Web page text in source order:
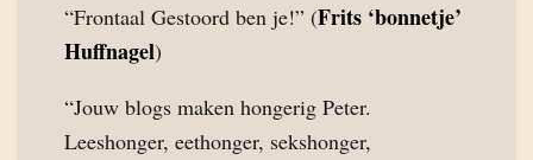
“Frontaal Gestoord ben je!” (Frits ‘bonnetje’
Huffnagel)
“Jouw blogs maken hongerig Peter.
Leeshonger, eethonger, sekshonger,